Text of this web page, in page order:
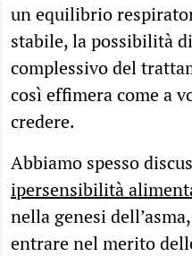
un equilibrio
stabile, la possibilità
complessivo del
così effimera come a
credere.
Abbiamo spesso
ipersensibilità
nella genesi
entrare nel merito